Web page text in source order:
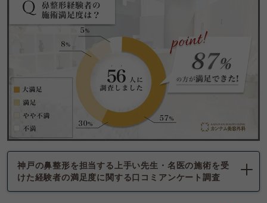
神戸の鼻整形を担当する上手い先生・名医の施術を受
けた経験者の満足度に関する口コミアンケート調査